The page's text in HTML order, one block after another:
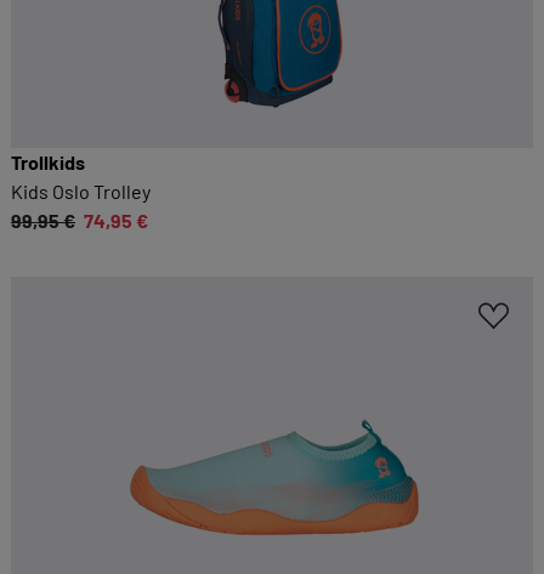
Trollkids
Kids Oslo Trolley
99,95 € 74,95 €